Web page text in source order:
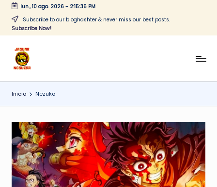
Saltar
lun., 10 ago. 2026- 2:15:35 PM
Subscribe to our bloghashter & never miss our best posts.
Subscribe Now!
J
a
g
a
r
N
o
CONTENIDO
Inicio Nezuko